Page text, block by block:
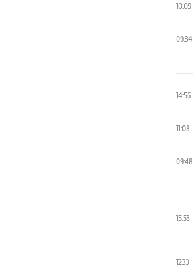
10:09
09:34
14:56
11:08
09:48
15:53
12:33